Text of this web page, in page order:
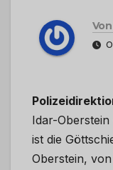
Von
Idar-Oberstein
ist die
Oberstein,